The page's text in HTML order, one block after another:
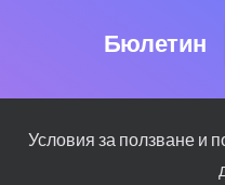
Бюлетин
Условия за ползване и